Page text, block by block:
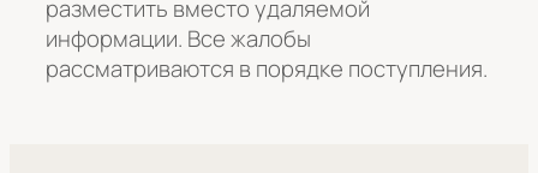
разместить вместо удаляемой
информации. Все жалобы
рассматриваются в порядке поступления.